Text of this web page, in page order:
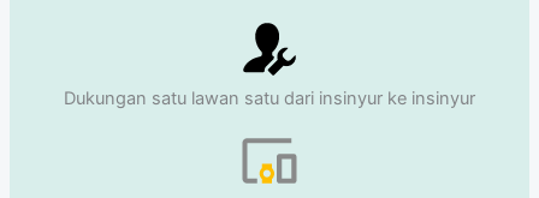
Dukungan satu lawan satu dari insinyur ke insinyur